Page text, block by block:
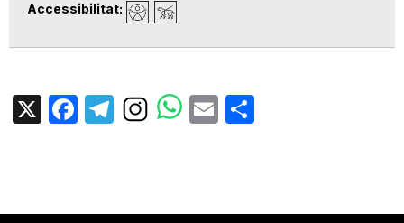
Accessibilitat
X Facebook
TelegramEmail